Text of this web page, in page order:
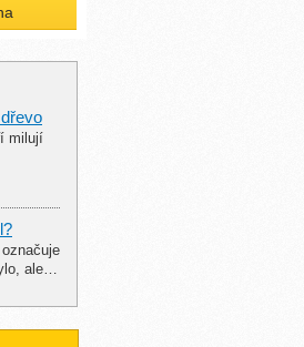
milují
ale…